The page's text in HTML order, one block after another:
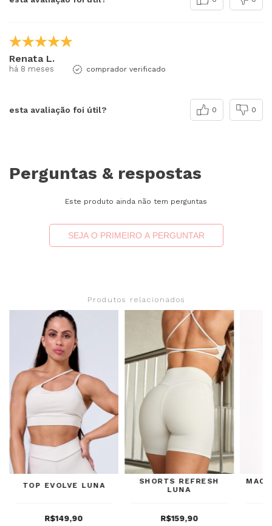
Renata L.
há 8 meses comprador verificado
esta avaliação foi útil? 0 0
Perguntas & respostas
Este produto ainda não tem perguntas
SEJA O PRIMEIRO A PERGUNTAR
Produtos relacionados
TOP EVOLVE LUNA
R$149,90
SHORTS REFRESH
LUNA
R$159,90